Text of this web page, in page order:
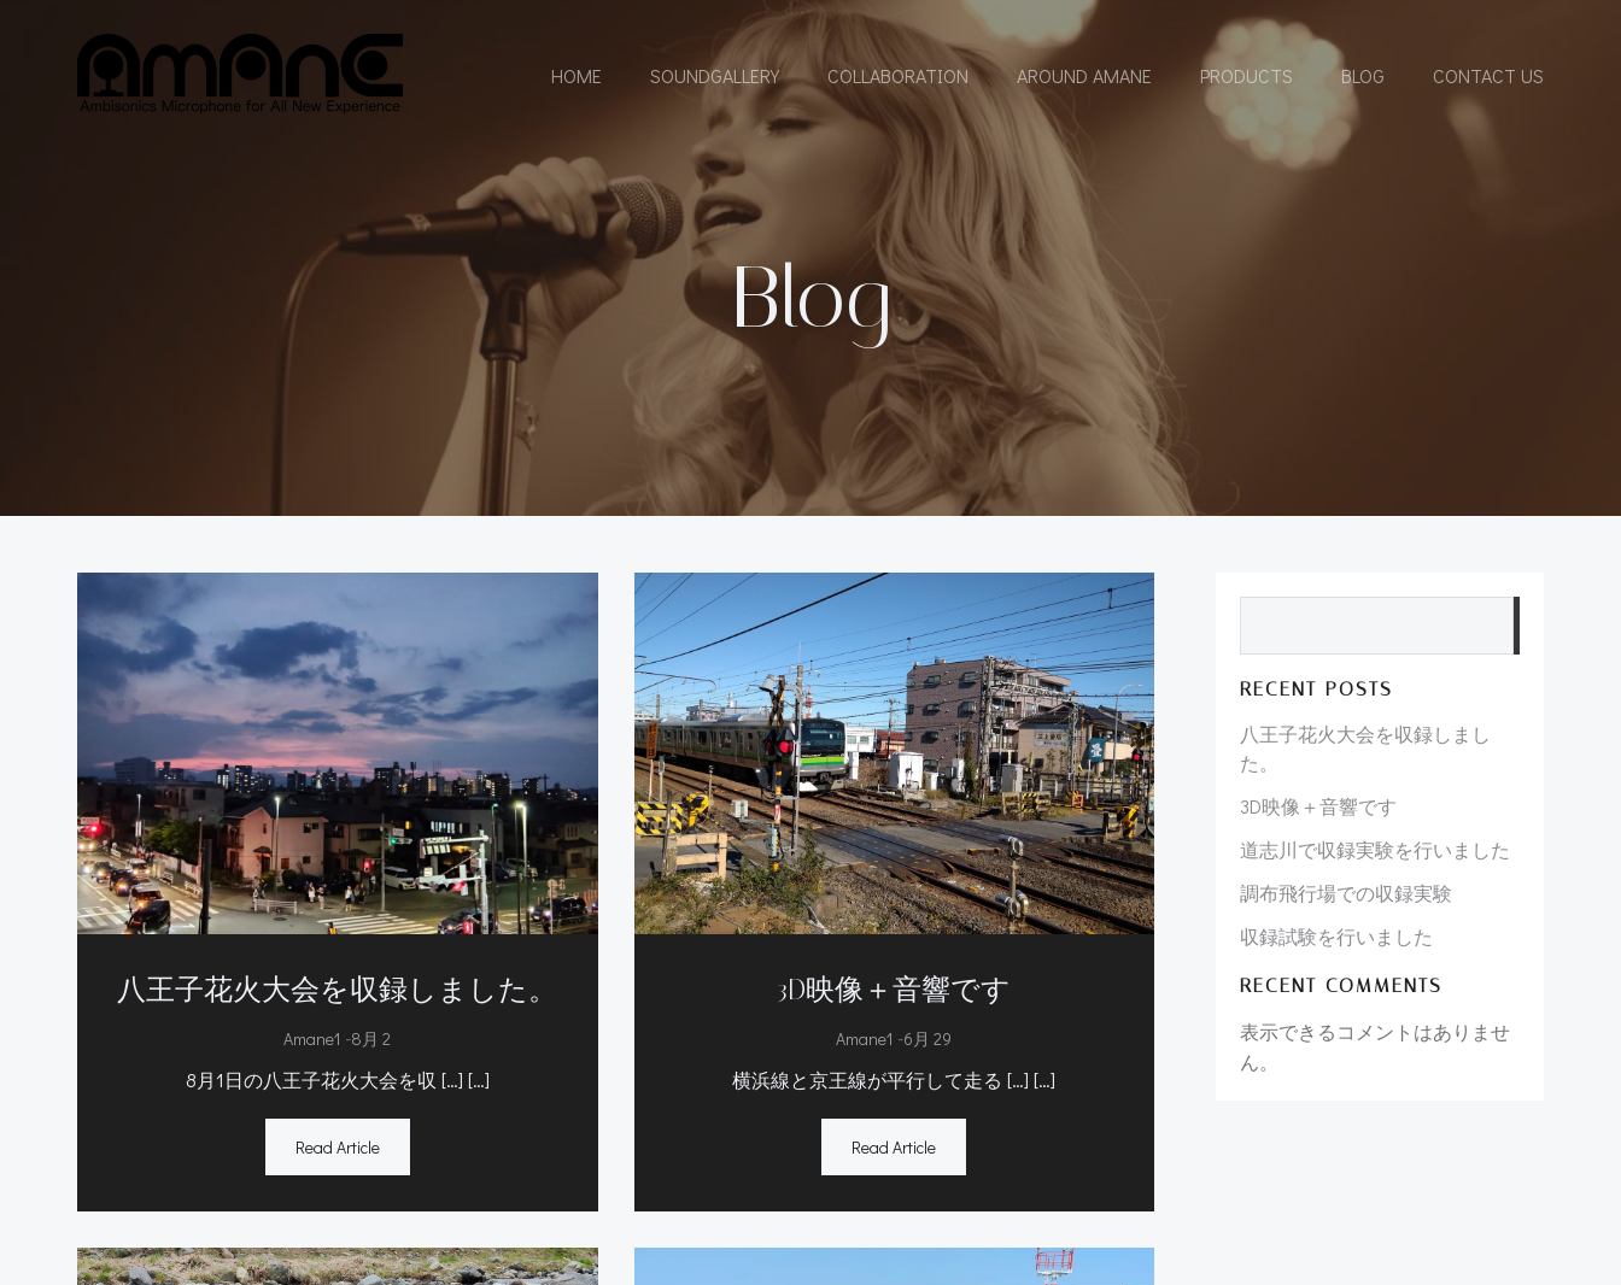
HOME SOUNDGALLERY COLLABORATION AROUND AMANE PRODUCTS BLOG CONTACT US
Blog
八王子花火大会を収録しました。
Amane1 -8月 2
8月1日の八王子花火大会を収 […] […]
Read Article
3D映像＋音響です
Amane1 -6月 29
横浜線と京王線が平行して走る […] […]
Read Article
RECENT POSTS
八王子花火大会を収録しまし
た。
3D映像＋音響です
道志川で収録実験を行いました
調布飛行場での収録実験
収録試験を行いました
RECENT COMMENTS
表示できるコメントはありませ
ん。